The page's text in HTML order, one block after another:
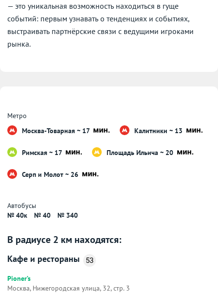
— это уникальная возможность находиться в гуще
событий: первым узнавать о тенденциях и событиях,
выстраивать партнёрские связи с ведущими игроками
рынка.
Метро
Москва-Товарная ~ 17
Калитники ~ 13
Римская ~ 17 Площадь Ильича ~ 20
Серп и Молот ~ 26
Автобусы
№ 40к
№ 40 № 340
В радиусе 2 км находятся:
Кафе и рестораны 53
Pioner’s
Москва, Нижегородская улица, 32, стр. 3